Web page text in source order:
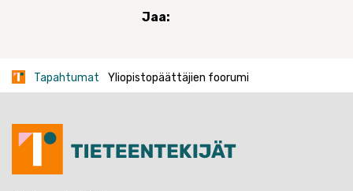
Jaa:
Tapahtumat Yliopistopäättäjien foorumi